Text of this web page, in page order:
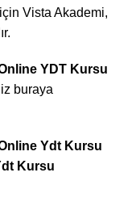
Vista Akademi,
YDT Kursu
buraya
Ydt Kursu
Kursu